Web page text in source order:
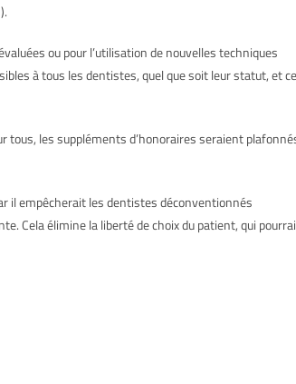
ou pour l’utilisation de nouvelles techniques
à tous les dentistes, quel que soit leur statut, et ce
tous, les suppléments d’honoraires seraient
il empêcherait les dentistes déconventionnés
Cela élimine la liberté de choix du patient, qui